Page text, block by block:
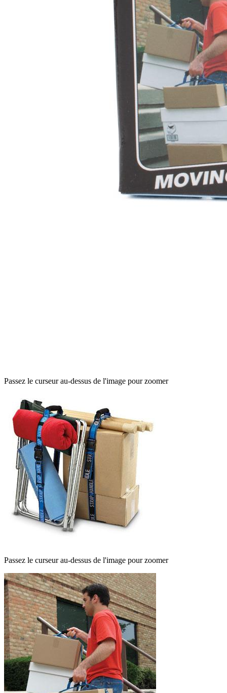
Passez le curseur au-dessus de l'image pour zoomer
Passez le curseur au-dessus de l'image pour zoomer